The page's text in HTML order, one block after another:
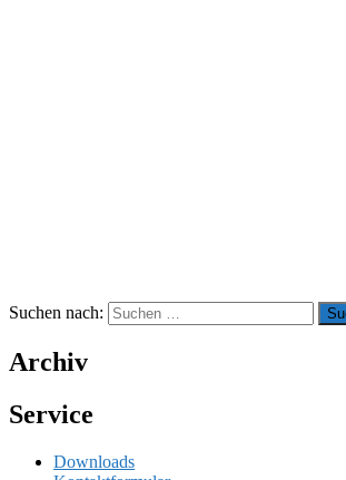
Suchen nach:
Archiv
Service
Downloads